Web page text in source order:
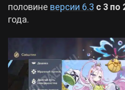
половине версии 6.3 с 3 по
года.